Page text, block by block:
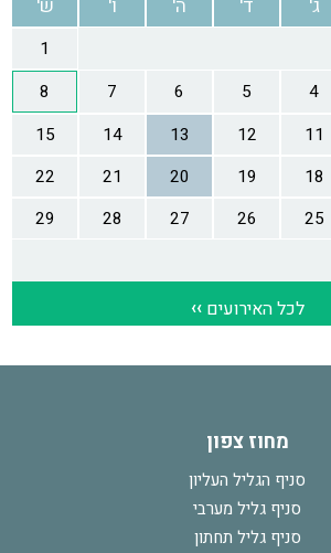
מחוז צפון
סניף הגליל העליון
סניף גליל מערבי
סניף גליל תחתון